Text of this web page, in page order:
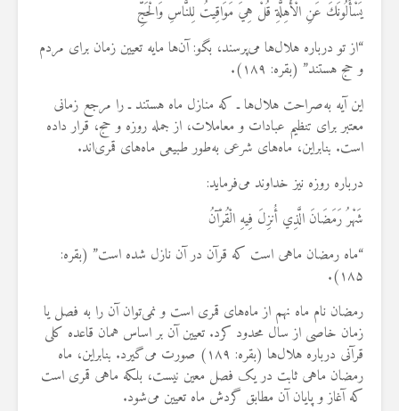
يَسْأَلُونَكَ عَنِ الْأَهِلَّةِ قُلْ هِيَ مَوَاقِيتُ لِلنَّاسِ وَالْحَجِّ
“از تو درباره هلال‌ها می‌پرسند، بگو: آن‌ها مایه تعیین زمان برای مردم
و حج هستند” (بقره: ۱۸۹).
این آیه به‌صراحت هلال‌ها ـ که منازل ماه هستند ـ را مرجع زمانی
معتبر برای تنظیم عبادات و معاملات، از جمله روزه و حج، قرار داده
است. بنابراین، ماه‌های شرعی به‌طور طبیعی ماه‌های قمری‌اند.
درباره روزه نیز خداوند می‌فرماید:
شَهْرُ رَمَضَانَ الَّذِي أُنزِلَ فِيهِ الْقُرْآنُ
“ماه رمضان ماهی است که قرآن در آن نازل شده است” (بقره:
۱۸۵).
رمضان نام ماه نهم از ماه‌های قمری است و نمی‌توان آن را به فصل یا
زمان خاصی از سال محدود کرد. تعیین آن بر اساس همان قاعده کلی
قرآنی درباره هلال‌ها (بقره: ۱۸۹) صورت می‌گیرد. بنابراین، ماه
رمضان ماهی ثابت در یک فصل معین نیست، بلکه ماهی قمری است
که آغاز و پایان آن مطابق گردش ماه تعیین می‌شود.